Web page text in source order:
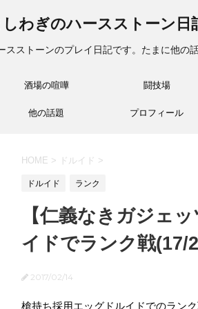
しわぎのハースストーン日
スストーンのプレイ日記です。たまに他の
酒場の喧嘩 闘技場
他の話題 プロフィール
HOME > ドルイド >
ドルイド ランク
【仁義なきガジェ
イドでランク戦(17/
2017/02/14
槍持ち採用エッグドルイドでのラン